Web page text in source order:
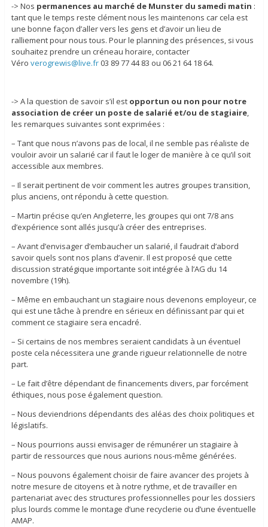
-> Nos permanences au marché de Munster du samedi matin :
tant que le temps reste clément nous les maintenons car cela est
une bonne façon d’aller vers les gens et d’avoir un lieu de
ralliement pour nous tous. Pour le planning des présences, si vous
souhaitez prendre un créneau horaire, contacter
Véro verogrewis@live.fr03 89 77 44 83 ou 06 21 64 18 64.
-> A la question de savoir s’il est opportun ou non pour notre
association de créer un poste de salarié et/ou de stagiaire,
les remarques suivantes sont exprimées :
– Tant que nous n’avons pas de local, il ne semble pas réaliste de
vouloir avoir un salarié car il faut le loger de manière à ce qu’il soit
accessible aux membres.
– Il serait pertinent de voir comment les autres groupes transition,
plus anciens, ont répondu à cette question.
– Martin précise qu’en Angleterre, les groupes qui ont 7/8 ans
d’expérience sont allés jusqu’à créer des entreprises.
– Avant d’envisager d’embaucher un salarié, il faudrait d’abord
savoir quels sont nos plans d’avenir. Il est proposé que cette
discussion stratégique importante soit intégrée à l’AG du 14
novembre (19h).
– Même en embauchant un stagiaire nous devenons employeur, ce
qui est une tâche à prendre en sérieux en définissant par qui et
comment ce stagiaire sera encadré.
– Si certains de nos membres seraient candidats à un éventuel
poste cela nécessitera une grande rigueur relationnelle de notre
part.
– Le fait d’être dépendant de financements divers, par forcément
éthiques, nous pose également question.
– Nous deviendrions dépendants des aléas des choix politiques et
législatifs.
– Nous pourrions aussi envisager de rémunérer un stagiaire à
partir de ressources que nous aurions nous-même générées.
– Nous pouvons également choisir de faire avancer des projets à
notre mesure de citoyens et à notre rythme, et de travailler en
partenariat avec des structures professionnelles pour les dossiers
plus lourds comme le montage d’une recyclerie ou d’une éventuelle
AMAP.